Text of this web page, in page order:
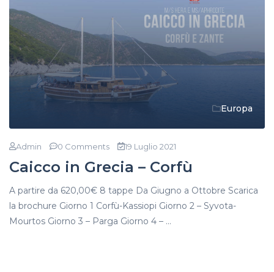
Europa
Admin 0 Comments 19 Luglio 2021
Caicco in Grecia – Corfù
A partire da 620,00€ 8 tappe Da Giugno a Ottobre Scarica
la brochure Giorno 1 Corfù-Kassiopi Giorno 2 – Syvota-
Mourtos Giorno 3 – Parga Giorno 4 – ...